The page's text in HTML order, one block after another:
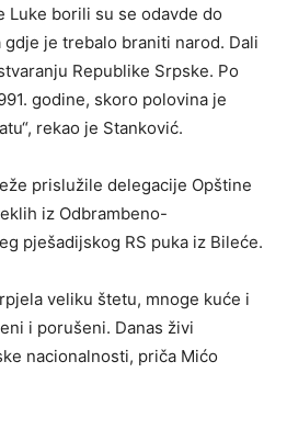
Luke borili su se odavde do
je trebalo braniti narod. Dali
Republike Srpske. Po
godine, skoro polovina je
rekao je Stanković.
prislužile delegacije Opštine
iz Odbrambeno-
pješadijskog RS puka iz Bileće.
veliku štetu, mnoge kuće i
i porušeni. Danas živi
nacionalnosti, priča Mićo